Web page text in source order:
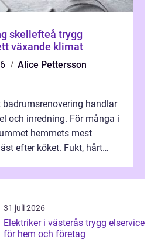
trygg
växande klimat
Alice Pettersson
badrumsrenovering handlar
och inredning. För många i
hemmets mest
efter köket. Fukt, hårt
31 juli 2026
Elektriker i västerås trygg elservice
för hem och företag